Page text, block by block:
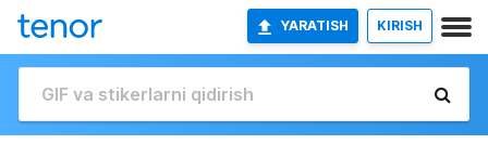
YARATISH KIRISH